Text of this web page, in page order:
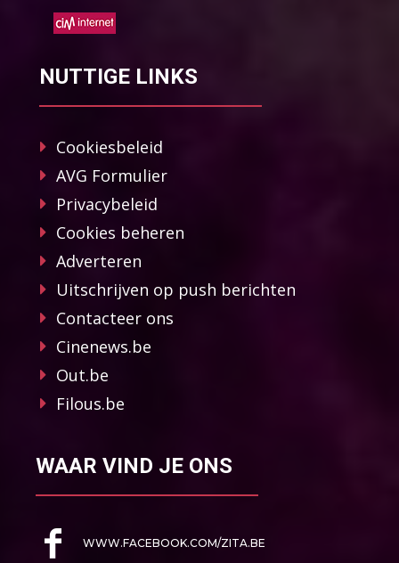
NUTTIGE LINKS
Cookiesbeleid
AVG Formulier
Privacybeleid
Cookies beheren
Adverteren
Uitschrijven op push berichten
Contacteer ons
Cinenews.be
Out.be
Filous.be
WAAR VIND JE ONS
WWW.FACEBOOK.COM/ZITA.BE